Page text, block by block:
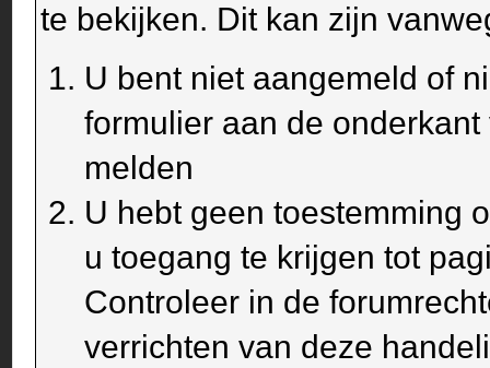
te bekijken. Dit kan zijn
U bent niet aangemeld of
formulier aan de
melden
U hebt geen toestemming
u toegang te krijgen tot
Controleer in de
verrichten van deze